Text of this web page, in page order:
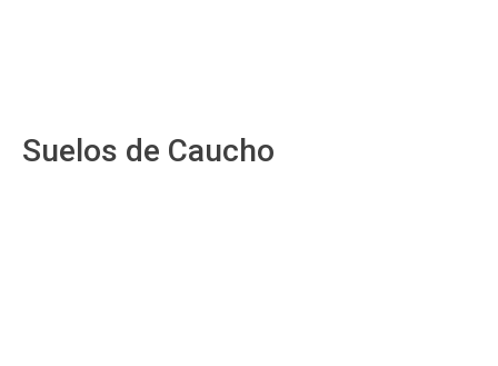
Suelos de Caucho